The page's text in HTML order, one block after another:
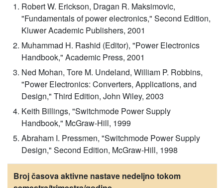
Robert W. Erickson, Dragan R. Maksimovic,
"Fundamentals of power electronics," Second Edition,
Kluwer Academic Publishers, 2001
Muhammad H. Rashid (Editor), "Power Electronics
Handbook," Academic Press, 2001
Ned Mohan, Tore M. Undeland, William P. Robbins,
"Power Electronics: Converters, Applications, and
Design," Third Edition, John Wiley, 2003
Keith Billings, "Switchmode Power Supply
Handbook," McGraw-Hill, 1999
Abraham I. Pressmen, "Switchmode Power Supply
Design," Second Edition, McGraw-Hill, 1998
Broj časova aktivne nastave nedeljno tokom